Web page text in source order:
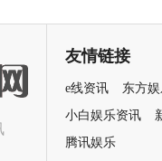
友情链接
e线资讯
东方
小白娱乐资讯
腾讯娱乐